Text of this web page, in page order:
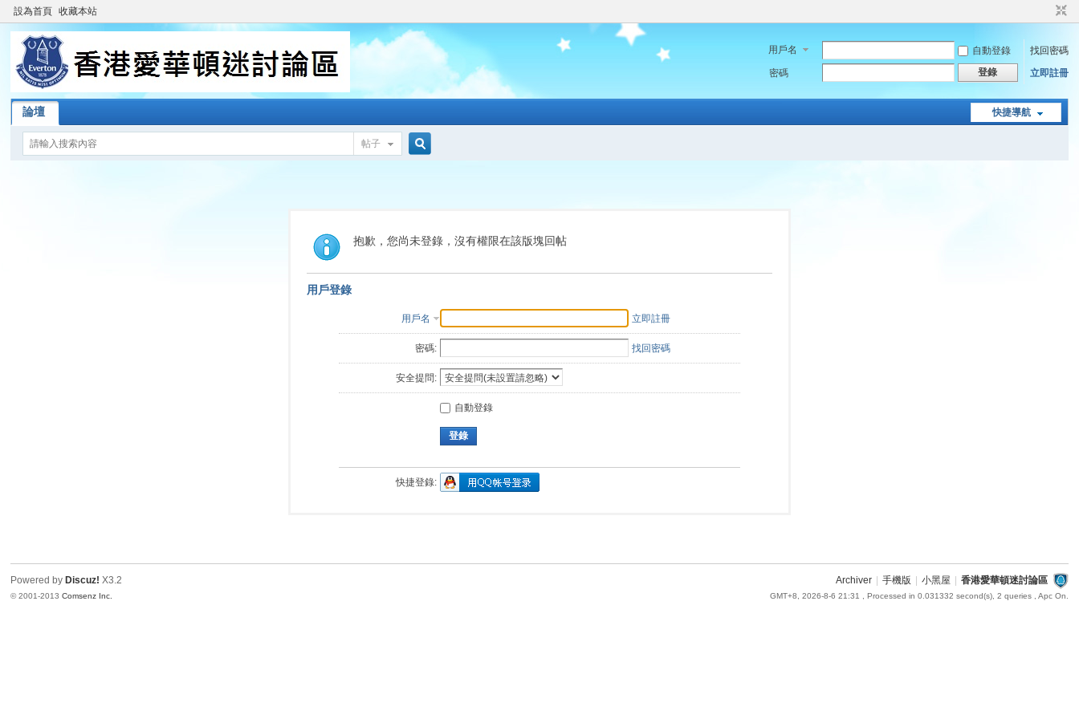
設為首頁 收藏本站
用戶名 自動登錄
找回密碼
密碼
登錄 立即註冊
快捷導航
論壇
帖子
索
抱歉，您尚未登錄，沒有權限在該版塊回帖
用戶登錄
用戶名 立即註冊
密碼: 找回密碼
安全提問:
自動登錄
登錄
快捷登錄:
Archiver 手機版 小黑屋 香港愛華頓迷討論區
GMT+8, 2026-8-6 21:31 , Processed in 0.031332 second(s), 2 queries , Apc On.
Powered by Discuz! X3.2
© 2001-2013Comsenz Inc.